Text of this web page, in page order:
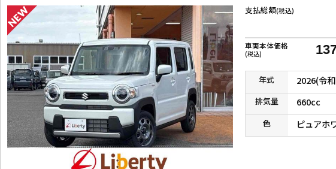
支払総額(税込)
車両本体価格
(税込)
年式 2026(令
排気量 660cc
色 ピュアホ